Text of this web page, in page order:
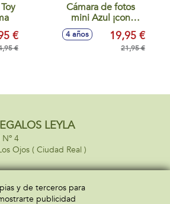
€
€
Cámara de fotos
mini Azul ¡con
colgante para
llevarla a todas
4 años 19,95 €
21,95 €
LEYLA
Nº 4
Ojos ( Ciudad Real )
y de terceros para
publicidad